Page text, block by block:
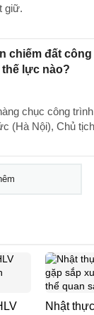
giữ.
chiếm đất
lực nào?
chục công
(Hà Nội), Chủ
Nhật